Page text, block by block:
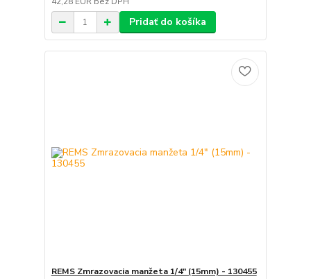
Pridať do košíka
REMS Zmrazovacia manžeta 1/4" (15mm) - 130455